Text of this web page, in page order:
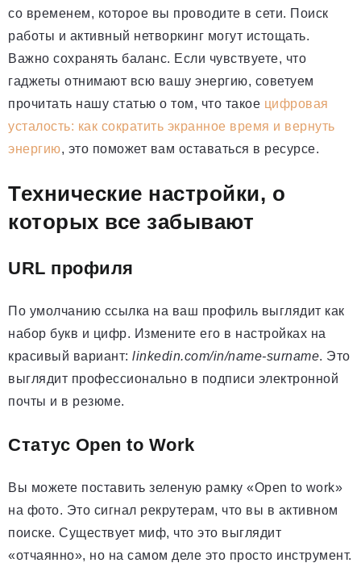
со временем, которое вы проводите в сети. Поиск
работы и активный нетворкинг могут истощать.
Важно сохранять баланс. Если чувствуете, что
гаджеты отнимают всю вашу энергию, советуем
прочитать нашу статью о том, что такое цифровая
усталость: как сократить экранное время и вернуть
энергию, это поможет вам оставаться в ресурсе.
Технические настройки, о
которых все забывают
URL профиля
По умолчанию ссылка на ваш профиль выглядит как
набор букв и цифр. Измените его в настройках на
красивый вариант: linkedin.com/in/name-surname. Это
выглядит профессионально в подписи электронной
почты и в резюме.
Статус Open to Work
Вы можете поставить зеленую рамку «Open to work»
на фото. Это сигнал рекрутерам, что вы в активном
поиске. Существует миф, что это выглядит
«отчаянно», но на самом деле это просто инструмент.